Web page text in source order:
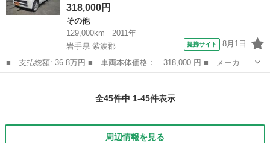
318,000円
その他
129,000km
2011年
岩手県 紫波郡
提携サイト 8月1日
■ 支払総額: 36.8万円 ■ 車両本体価格： 318,000 円 ■ メーカー
名： マツダ ■ 車種名： スクラムワゴン ■ グレード名： ＰＸ
全45件中 1-45件表示
周辺情報を見る